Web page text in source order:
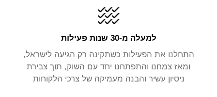
למעלה מ-30 שנות פעילות
התחלנו את הפעילות כשתקינה רק הגיעה לישראל,
ומאז צמחנו והתפתחנו יחד עם השוק, תוך צבירת
ניסיון עשיר והבנה מעמיקה של צרכי הלקוחות